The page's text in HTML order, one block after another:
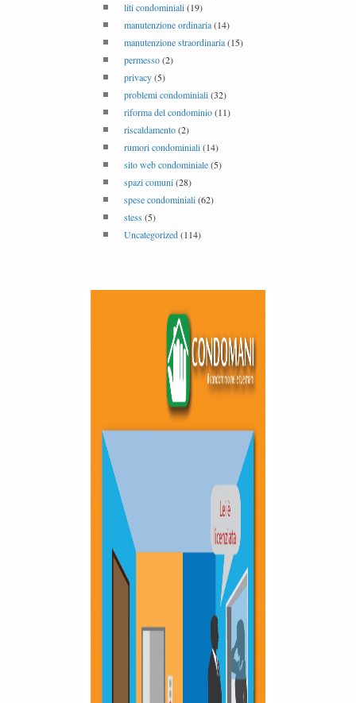
liti condominiali(19)
manutenzione ordinaria(14)
manutenzione straordinaria(15)
permesso(2)
privacy(5)
problemi condominiali(32)
riforma del condominio(11)
riscaldamento(2)
rumori condominiali(14)
sito web condominiale(5)
spazi comuni(28)
spese condominiali(62)
stess(5)
Uncategorized(114)